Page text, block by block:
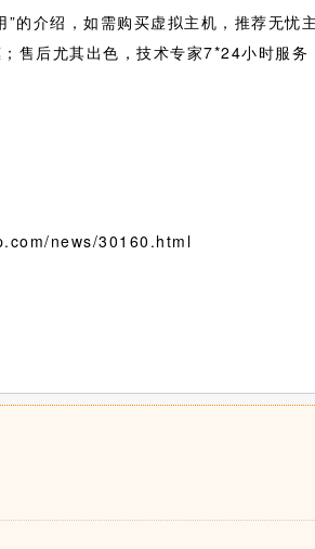
”的介绍，如需购买虚拟主机，推荐无
售后尤其出色，技术专家7*24小时服务
news/30160.html